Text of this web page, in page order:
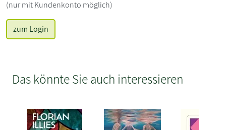
(nur mit Kundenkonto möglich)
zum Login
Das könnte Sie auch interessieren